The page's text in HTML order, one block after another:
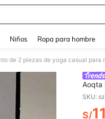
Niños Ropa para hombre
Aoqta
cuello
diario
SKU:
S/